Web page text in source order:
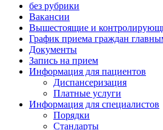
без рубрики
Вакансии
Вышестоящие и
График приема граждан
Документы
Запись на прием
Информация для пациентов
Диспансеризация
Платные услуги
Информация для специалистов
Порядки
Стандарты